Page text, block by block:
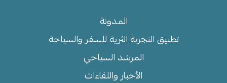
المدونة
تطبيق التجربة الثرية للسفر والسياحة
المرشد السياحي
الأخبار واللقاءات